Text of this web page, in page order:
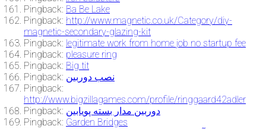
Pingback: Ba Be Lake
Pingback: http://www.magnetic.co.uk/Category/diy-
magnetic-secondary-glazing-kit
Pingback: legitimate work from home job no startup fee
Pingback: pleasure ring
Pingback: Big tit
Pingback: نصب دوربین
Pingback:
http://www.bigzillagames.com/profile/ringgaard42adler
Pingback: دوربین مدار بسته پویابین
Pingback: Garden Bridges